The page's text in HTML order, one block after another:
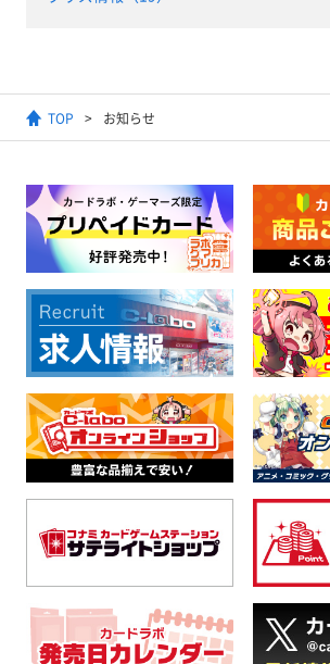
TOP お知らせ